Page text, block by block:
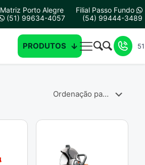
Matriz Porto Alegre
(51) 99634-4057
Filial Passo Fundo
(54) 99444-3489
PRODUTOS